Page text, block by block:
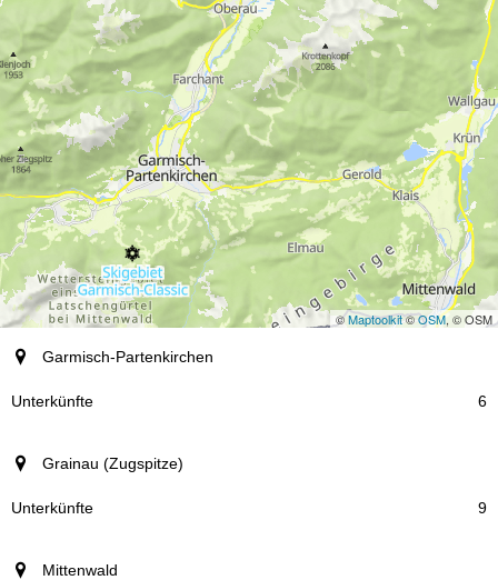
©Maptoolkit©OSM, © OSM
Ort
Unterkünfte
Garmisch-Partenkirchen
6
Grainau (Zugspitze)
9
Mittenwald